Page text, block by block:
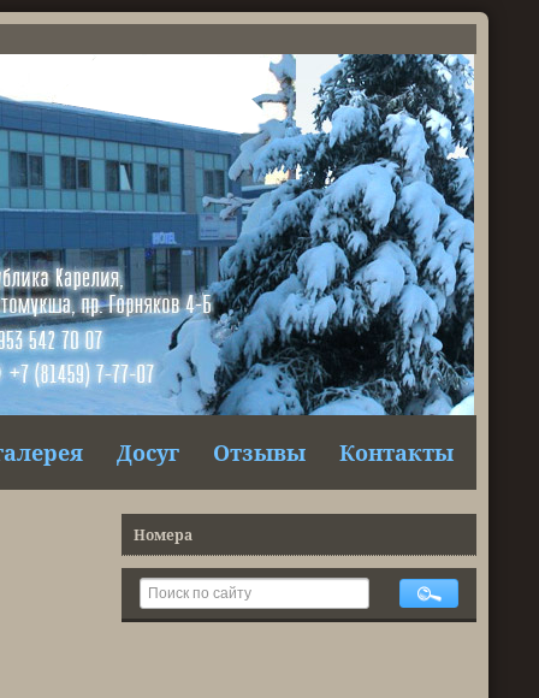
Досуг Отзывы Контакты
Номера